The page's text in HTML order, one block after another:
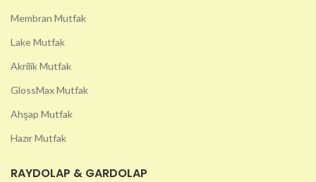
Membran Mutfak
Lake Mutfak
Akrilik Mutfak
GlossMax Mutfak
Ahşap Mutfak
Hazır Mutfak
RAYDOLAP & GARDOLAP